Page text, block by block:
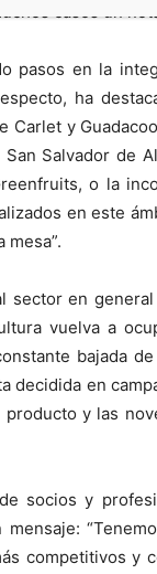
casos un
pasos en la
ha
y
Salvador de
o la
en este
mesa”.
sector en
vuelva a
bajada
decidida en
y las
socios y
competitivos y